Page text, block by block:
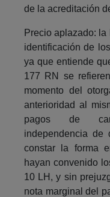
de la acreditación
Precio aplazado:
identificación de
ya que entiende
177 RN se
momento del
anterioridad al
pagos de
independencia
constar la forma
hayan convenido
10 LH, y sin
nota marginal del